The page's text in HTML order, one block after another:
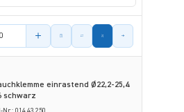
einrastend Ø22,2-25,4
schwarz
014.43.250